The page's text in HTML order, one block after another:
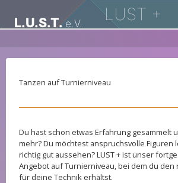
L.U.S.T.e.V. LUST +
Tanzen auf Turnierniveau
Du hast schon etwas Erfahrung gesammelt
mehr? Du möchtest anspruchsvolle Figuren
richtig gut aussehen? LUST + ist unser
Angebot auf Turnierniveau, bei dem du den
für deine Technik erhältst.